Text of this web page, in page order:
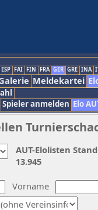
ESP FAI FIN FRA GER GRE INA
Meldekartei
Spieler anmelden Elo
Vorname
AUT-Elolisten
13.945